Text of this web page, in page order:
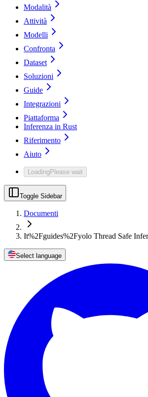
Modalità
Attività
Modelli
Confronta
Dataset
Soluzioni
Guide
Integrazioni
Piattaforma
Inferenza in Rust
Riferimento
Aiuto
LoadingPlease wait
Toggle Sidebar
Documenti
It%2Fguides%2Fyolo Thread Safe
Select language